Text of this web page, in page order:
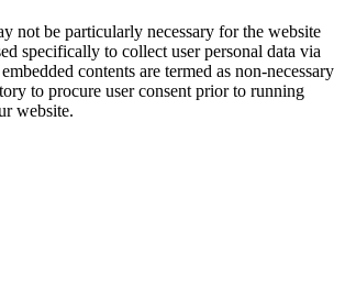
not be particularly necessary for the website
specifically to collect user personal data via
contents are termed as non-necessary
to procure user consent prior to running
website.